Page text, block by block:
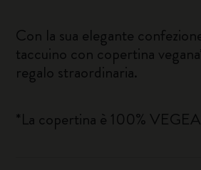
Con la sua elegante
taccuino con copertina
regalo straordinaria.
*La copertina è 100%